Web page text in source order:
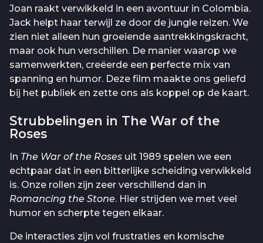
Joan raakt verwikkeld in een avontuur in Colombia.
Jack helpt haar terwijl ze door de jungle reizen. We
zien niet alleen hun groeiende aantrekkingskracht,
maar ook hun verschillen. De manier waarop we
samenwerkten, creëerde een perfecte mix van
spanning en humor. Deze film maakte ons geliefd
bij het publiek en zette ons als koppel op de kaart.
Strubbelingen in The War of the
Roses
In The War of the Roses uit 1989 spelen we een
echtpaar dat in een bitterlijke scheiding verwikkeld
is. Onze rollen zijn zeer verschillend dan in
Romancing the Stone. Hier strijden we met veel
humor en scherpte tegen elkaar.
De interacties zijn vol frustraties en komische